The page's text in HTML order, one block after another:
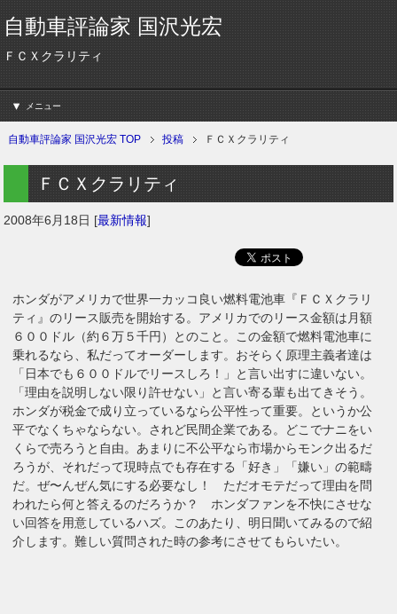
自動車評論家 国沢光宏
ＦＣＸクラリティ
メニュー
自動車評論家 国沢光宏 TOP 投稿 ＦＣＸクラリティ
ＦＣＸクラリティ
2008年6月18日 [最新情報]
ホンダがアメリカで世界一カッコ良い燃料電池車『ＦＣＸクラリ
ティ』のリース販売を開始する。アメリカでのリース金額は月額
６００ドル（約６万５千円）とのこと。この金額で燃料電池車に
乗れるなら、私だってオーダーします。おそらく原理主義者達は
「日本でも６００ドルでリースしろ！」と言い出すに違いない。
「理由を説明しない限り許せない」と言い寄る輩も出てきそう。
ホンダが税金で成り立っているなら公平性って重要。というか公
平でなくちゃならない。されど民間企業である。どこでナニをい
くらで売ろうと自由。あまりに不公平なら市場からモンク出るだ
ろうが、それだって現時点でも存在する「好き」「嫌い」の範疇
だ。ぜ〜んぜん気にする必要なし！ ただオモテだって理由を問
われたら何と答えるのだろうか？ ホンダファンを不快にさせな
い回答を用意しているハズ。このあたり、明日聞いてみるので紹
介します。難しい質問された時の参考にさせてもらいたい。